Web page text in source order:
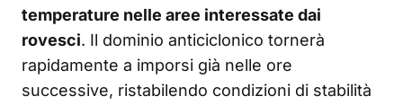
temperature nelle aree interessate dai
rovesci. Il dominio anticiclonico tornerà
rapidamente a imporsi già nelle ore
successive, ristabilendo condizioni di stabilità